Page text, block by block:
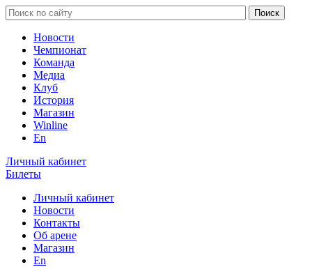
Новости
Чемпионат
Команда
Медиа
Клуб
История
Магазин
Winline
En
Личный кабинет
Билеты
Личный кабинет
Новости
Контакты
Об арене
Магазин
En